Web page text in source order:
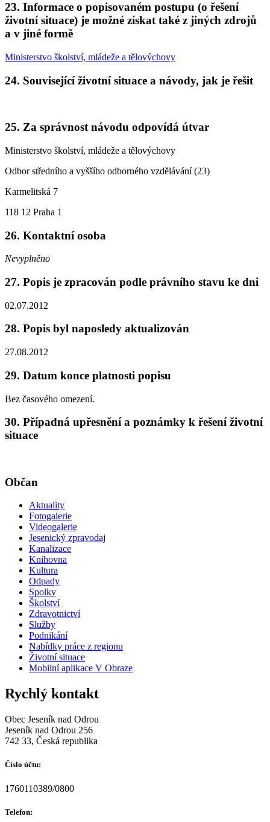
23. Informace o popisovaném postupu (o řešení
životní situace) je možné získat také z jiných zdrojů
a v jiné formě
Ministerstvo školství, mládeže a tělovýchovy
24. Související životní situace a návody, jak je řešit
25. Za správnost návodu odpovídá útvar
Ministerstvo školství, mládeže a tělovýchovy
Odbor středního a vyššího odborného vzdělávání (23)
Karmelitská 7
118 12 Praha 1
26. Kontaktní osoba
Nevyplněno
27. Popis je zpracován podle právního stavu ke dni
02.07.2012
28. Popis byl naposledy aktualizován
27.08.2012
29. Datum konce platnosti popisu
Bez časového omezení.
30. Případná upřesnění a poznámky k řešení životní
situace
Občan
Aktuality
Fotogalerie
Videogalerie
Jesenický zpravodaj
Kanalizace
Knihovna
Kultura
Odpady
Spolky
Školství
Zdravotnictví
Služby
Podnikání
Nabídky práce z regionu
Životní situace
Mobilní aplikace V Obraze
Rychlý kontakt
Obec Jeseník nad Odrou
Jeseník nad Odrou 256
742 33, Česká republika
Číslo účtu:
1760110389/0800
Telefon: